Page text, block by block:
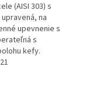
(AISI 303) s
na
upevnenie s
s
kefy.